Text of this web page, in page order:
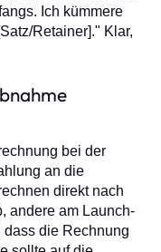
Ich kümmere
Retainer]." Klar,
bei der
an die
direkt nach
andere am Launch-
dass die Rechnung